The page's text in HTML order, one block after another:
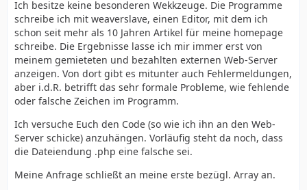
Ich besitze keine besonderen Wekkzeuge. Die Programme
schreibe ich mit weaverslave, einen Editor, mit dem ich
schon seit mehr als 10 Jahren Artikel für meine homepage
schreibe. Die Ergebnisse lasse ich mir immer erst von
meinem gemieteten und bezahlten externen Web-Server
anzeigen. Von dort gibt es mitunter auch Fehlermeldungen,
aber i.d.R. betrifft das sehr formale Probleme, wie fehlende
oder falsche Zeichen im Programm.
Ich versuche Euch den Code (so wie ich ihn an den Web-
Server schicke) anzuhängen. Vorläufig steht da noch, dass
die Dateiendung .php eine falsche sei.
Meine Anfrage schließt an meine erste bezügl. Array an.